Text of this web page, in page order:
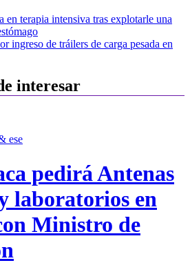
en terapia intensiva tras explotarle una
ingreso de tráilers de carga pesada en
interesar
ese
pedirá Antenas
laboratorios en
Ministro de